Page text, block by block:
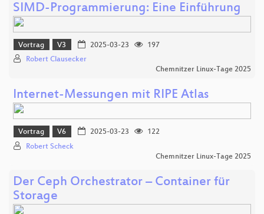
SIMD-Programmierung: Eine Einführung
Vortrag V3 2025-03-23
197
Robert Clausecker
Chemnitzer Linux-Tage 2025
Internet-Messungen mit RIPE Atlas
Vortrag V6 2025-03-23
122
Robert Scheck
Chemnitzer Linux-Tage 2025
Der Ceph Orchestrator – Container für
Storage